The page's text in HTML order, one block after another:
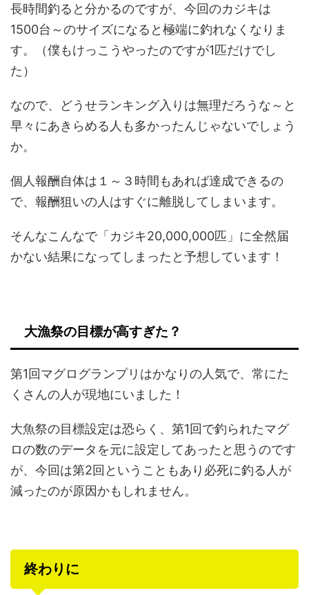
長時間釣ると分かるのですが、今回のカジキは
1500台～のサイズになると極端に釣れなくなりま
す。（僕もけっこうやったのですが1匹だけでし
た）
なので、どうせランキング入りは無理だろうな～と
早々にあきらめる人も多かったんじゃないでしょう
か。
個人報酬自体は１～３時間もあれば達成できるの
で、報酬狙いの人はすぐに離脱してしまいます。
そんなこんなで「カジキ20,000,000匹」に全然届
かない結果になってしまったと予想しています！
大漁祭の目標が高すぎた？
第1回マグログランプリはかなりの人気で、常にた
くさんの人が現地にいました！
大魚祭の目標設定は恐らく、第1回で釣られたマグ
ロの数のデータを元に設定してあったと思うのです
が、今回は第2回ということもあり必死に釣る人が
減ったのが原因かもしれません。
終わりに